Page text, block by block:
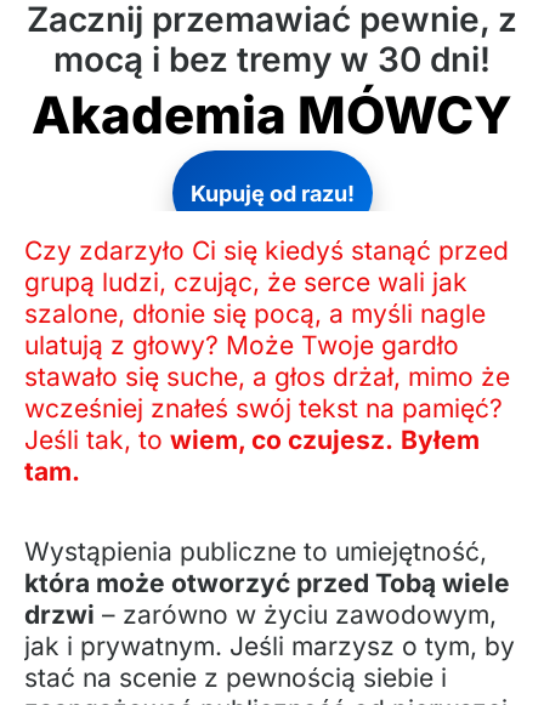
Zacznij przemawiać pewnie, z
mocą i bez tremy w 30 dni!
Akademia MÓWCY
Kupuję od razu!
Czy zdarzyło Ci się kiedyś stanąć przed
grupą ludzi, czując, że serce wali jak
szalone, dłonie się pocą, a myśli nagle
ulatują z głowy? Może Twoje gardło
stawało się suche, a głos drżał, mimo że
wcześniej znałeś swój tekst na pamięć?
Jeśli tak, to wiem, co czujesz. Byłem
tam.
Wystąpienia publiczne to umiejętność,
która może otworzyć przed Tobą wiele
drzwi – zarówno w życiu zawodowym,
jak i prywatnym. Jeśli marzysz o tym, by
stać na scenie z pewnością siebie i